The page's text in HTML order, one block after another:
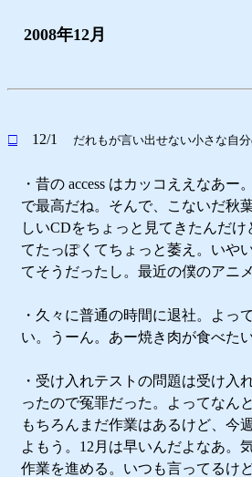
2008年12月
□ 12/1 だれもが言い出せない小さな自分
・昔の access はカッコええなあ
で最高だね。そんで、こないだ秋
しいCDをちょっと見てきたんだ
てたっぽくてちょっと萎え。いや
てそうだったし。最近の僕のアニ
・久々に普通の時間に退社。よっ
い。うーん。あー焼き肉が食べたい
・受け入れテストの問題は受け入
ったので冤罪だった。よってなん
もちろんまだ作業はあるけど、今
よもう。12月は早いんだよなあ。
作業を進める。いつも言ってるけ